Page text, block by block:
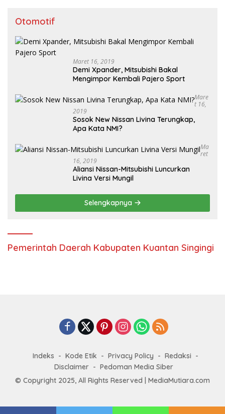
Otomotif
Maret 16, 2019
Demi Xpander, Mitsubishi Bakal
Mengimpor Kembali Pajero Sport
Mare
T 16,
2019
Sosok New Nissan Livina Terungkap,
Apa Kata NMI?
Ma
Ret
16, 2019
Aliansi Nissan-Mitsubishi Luncurkan
Livina Versi Mungil
Selengkapnya
Pemerintah Daerah Kabupaten Kuantan Singingi
Indeks Kode Etik Privacy Policy
Redaksi
Disclaimer
Pedoman Media Siber
© Copyright 2025, All Rights Reserved | MediaMutiara.com